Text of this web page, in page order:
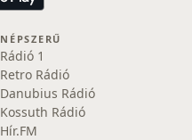
NÉPSZERŰ
Rádió 1
Retro Rádió
Danubius Rádió
Kossuth Rádió
Hír.FM